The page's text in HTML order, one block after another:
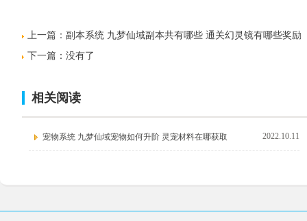
上一篇： 副本系统 九梦仙域副本共有哪些 通关幻灵镜有哪些奖励
下一篇：没有了
相关阅读
宠物系统 九梦仙域宠物如何升阶 灵宠材料在哪获取 2022.10.11